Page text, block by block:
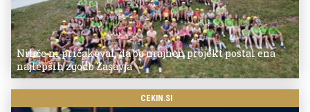
Nihče ni pričakoval, da bo majhen projekt postal ena
najlepših zgodb Zasavja
CEKIN.SI